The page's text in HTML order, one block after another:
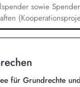
sowie
und
bei Problemen
beteiligten Kolleg/
für Grundrechte